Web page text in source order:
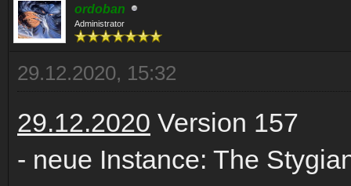
ordoban
Administrator
29.12.2020, 15:32
29.12.2020 Version 157
- neue Instance: The